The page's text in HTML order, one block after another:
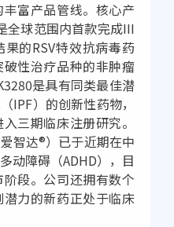
富产品管线。核心产
全球范围内首款完成III
的RSV特效抗病毒药
性治疗品种的非肿瘤
是具有同类最佳潜
IPF）的创新性药物，
三期临床注册研究。
智达®）已于近期在中
动障碍（ADHD），目
段。公司还拥有数个
力的新药正处于临床